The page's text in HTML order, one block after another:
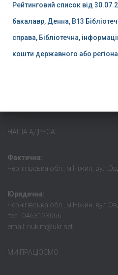
Рейтинговий список від
бакалавр, Денна, B13
справа, Бібліотечна,
кошти державного або
НАША АДРЕСА:
Фактична:
Чернігівська обл., м.Ніжин,
Юридична:
Чернігівська обл., м.Ніжин,
тел.: 0463123066
email: nukim@ukr.net
МИ ПРАЦЮЄМО: